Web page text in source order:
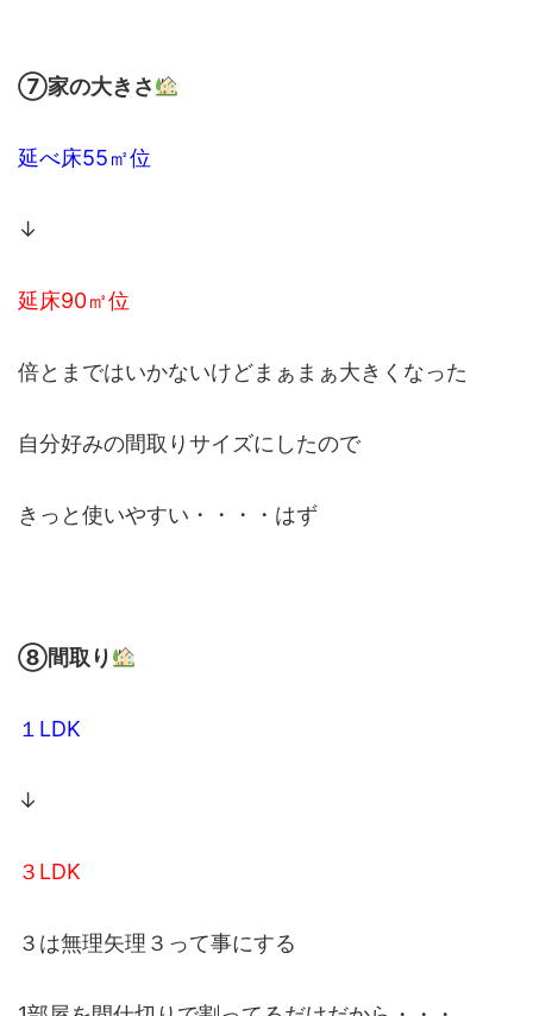
⑦家の大きさ
延べ床55㎡位
↓
延床90㎡位
倍とまではいかないけどまぁまぁ大きくなった
自分好みの間取りサイズにしたので
きっと使いやすい・・・・はず
⑧間取り
１LDK
↓
３LDK
３は無理矢理３って事にする